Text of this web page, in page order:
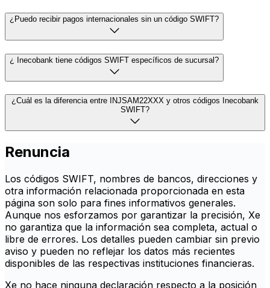
¿Puedo recibir pagos internacionales sin un código SWIFT?
¿ Inecobank tiene códigos SWIFT específicos de sucursal?
¿Cuál es la diferencia entre INJSAM22XXX y otros códigos Inecobank
SWIFT?
Renuncia
Los códigos SWIFT, nombres de bancos, direcciones y
otra información relacionada proporcionada en esta
página son solo para fines informativos generales.
Aunque nos esforzamos por garantizar la precisión, Xe
no garantiza que la información sea completa, actual o
libre de errores. Los detalles pueden cambiar sin previo
aviso y pueden no reflejar los datos más recientes
disponibles de las respectivas instituciones financieras.
Xe no hace ninguna declaración respecto a la posición